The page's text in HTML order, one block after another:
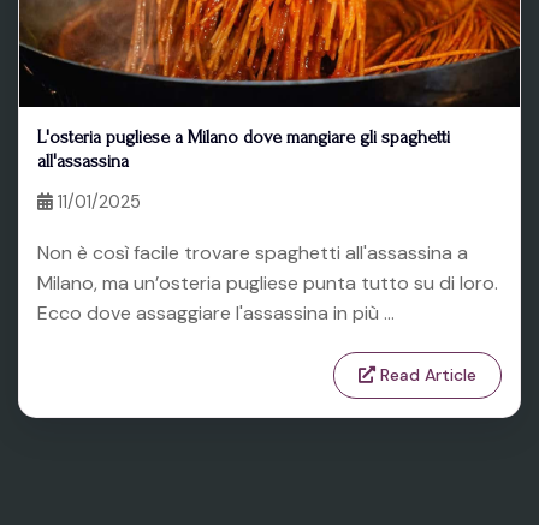
L'osteria pugliese a Milano dove mangiare gli spaghetti
all'assassina
11/01/2025
Non è così facile trovare spaghetti all'assassina a
Milano, ma un’osteria pugliese punta tutto su di loro.
Ecco dove assaggiare l'assassina in più ...
Read Article